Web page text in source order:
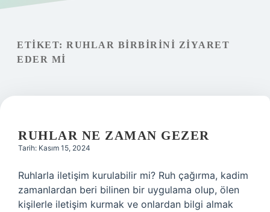
Gizlilik Politikası
Hakkımızda
ETIKET: RUHLAR BIRBIRINI ZIYARET
EDER MI
RUHLAR NE ZAMAN GEZER
Tarih: Kasım 15, 2024
Ruhlarla iletişim kurulabilir mi? Ruh çağırma, kadim
zamanlardan beri bilinen bir uygulama olup, ölen
kişilerle iletişim kurmak ve onlardan bilgi almak